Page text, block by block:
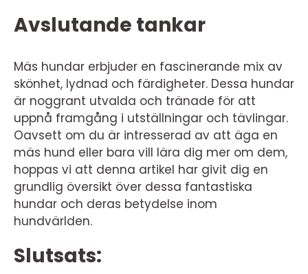
Avslutande tankar
Mäs hundar erbjuder en fascinerande mix av
skönhet, lydnad och färdigheter. Dessa hundar
är noggrant utvalda och tränade för att
uppnå framgång i utställningar och tävlingar.
Oavsett om du är intresserad av att äga en
mäs hund eller bara vill lära dig mer om dem,
hoppas vi att denna artikel har givit dig en
grundlig översikt över dessa fantastiska
hundar och deras betydelse inom
hundvärlden.
Slutsats: